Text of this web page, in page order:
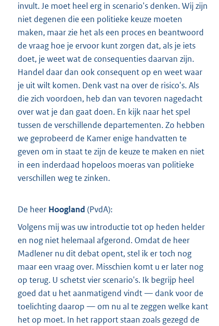
invult. Je moet heel erg in scenario's denken. Wij zijn
niet degenen die een politieke keuze moeten
maken, maar zie het als een proces en beantwoord
de vraag hoe je ervoor kunt zorgen dat, als je iets
doet, je weet wat de consequenties daarvan zijn.
Handel daar dan ook consequent op en weet waar
je uit wilt komen. Denk vast na over de risico's. Als
die zich voordoen, heb dan van tevoren nagedacht
over wat je dan gaat doen. En kijk naar het spel
tussen de verschillende departementen. Zo hebben
we geprobeerd de Kamer enige handvatten te
geven om in staat te zijn de keuze te maken en niet
in een inderdaad hopeloos moeras van politieke
verschillen weg te zinken.
De heer Hoogland (PvdA):
Volgens mij was uw introductie tot op heden helder
en nog niet helemaal afgerond. Omdat de heer
Madlener nu dit debat opent, stel ik er toch nog
maar een vraag over. Misschien komt u er later nog
op terug. U schetst vier scenario's. Ik begrijp heel
goed dat u het aanmatigend vindt — dank voor de
toelichting daarop — om nu al te zeggen welke kant
het op moet. In het rapport staan zoals gezegd de